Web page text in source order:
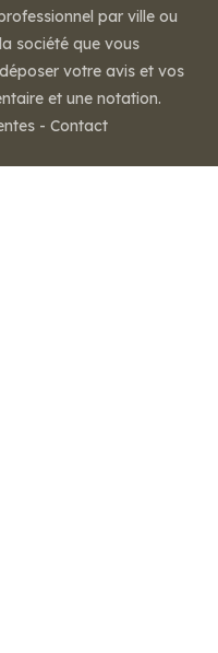
par ville ou
société que vous
votre avis et vos
et une notation.
- Contact